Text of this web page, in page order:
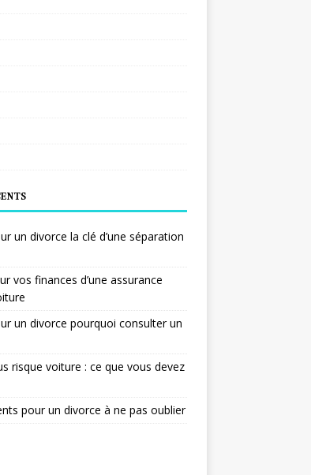
un divorce la clé d’une séparation
vos finances d’une assurance
un divorce pourquoi consulter un
risque voiture : ce que vous devez
pour un divorce à ne pas oublier